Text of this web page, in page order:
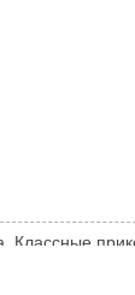
Классные